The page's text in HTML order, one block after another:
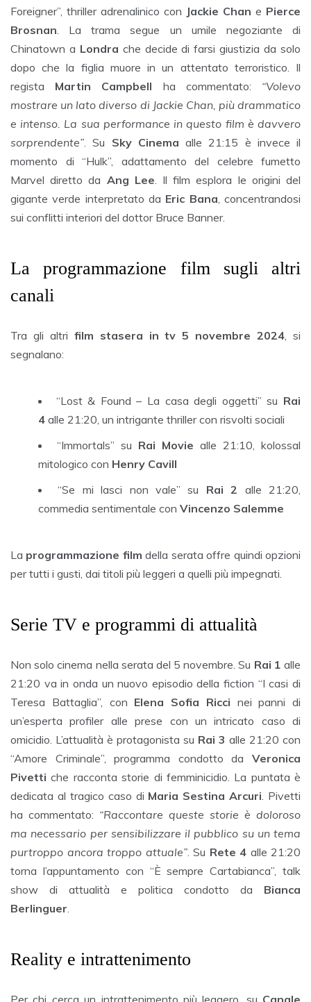
Foreigner”, thriller adrenalinico con Jackie Chan e Pierce
Brosnan . La trama segue un umile negoziante di
Chinatown a Londra che decide di farsi giustizia da solo
dopo che la figlia muore in un attentato terroristico. Il
regista Martin Campbell ha commentato: “Volevo
mostrare un lato diverso di Jackie Chan, più drammatico
e intenso. La sua performance in questo film è davvero
sorprendente” . Su Sky Cinema alle 21:15 è invece il
momento di “Hulk”, adattamento del celebre fumetto
Marvel diretto da Ang Lee . Il film esplora le origini del
gigante verde interpretato da Eric Bana , concentrandosi
sui conflitti interiori del dottor Bruce Banner.
La programmazione film sugli altri
canali
Tra gli altri film stasera in tv 5 novembre 2024 , si
segnalano:
“Lost & Found – La casa degli oggetti” su Rai
4 alle 21:20, un intrigante thriller con risvolti sociali
“Immortals” su Rai Movie alle 21:10, kolossal
mitologico con Henry Cavill
“Se mi lasci non vale” su Rai 2 alle 21:20,
commedia sentimentale con Vincenzo Salemme
La programmazione film della serata offre quindi opzioni
per tutti i gusti, dai titoli più leggeri a quelli più impegnati.
Serie TV e programmi di attualità
Non solo cinema nella serata del 5 novembre. Su Rai 1 alle
21:20 va in onda un nuovo episodio della fiction “I casi di
Teresa Battaglia”, con Elena Sofia Ricci nei panni di
un’esperta profiler alle prese con un intricato caso di
omicidio. L’attualità è protagonista su Rai 3 alle 21:20 con
“Amore Criminale”, programma condotto da Veronica
Pivetti che racconta storie di femminicidio. La puntata è
dedicata al tragico caso di Maria Sestina Arcuri . Pivetti
ha commentato: “Raccontare queste storie è doloroso
ma necessario per sensibilizzare il pubblico su un tema
purtroppo ancora troppo attuale”. Su Rete 4 alle 21:20
torna l’appuntamento con “È sempre Cartabianca”, talk
show di attualità e politica condotto da Bianca
Berlinguer
Reality e intrattenimento
Per chi cerca un intrattenimento più leggero, su Canale